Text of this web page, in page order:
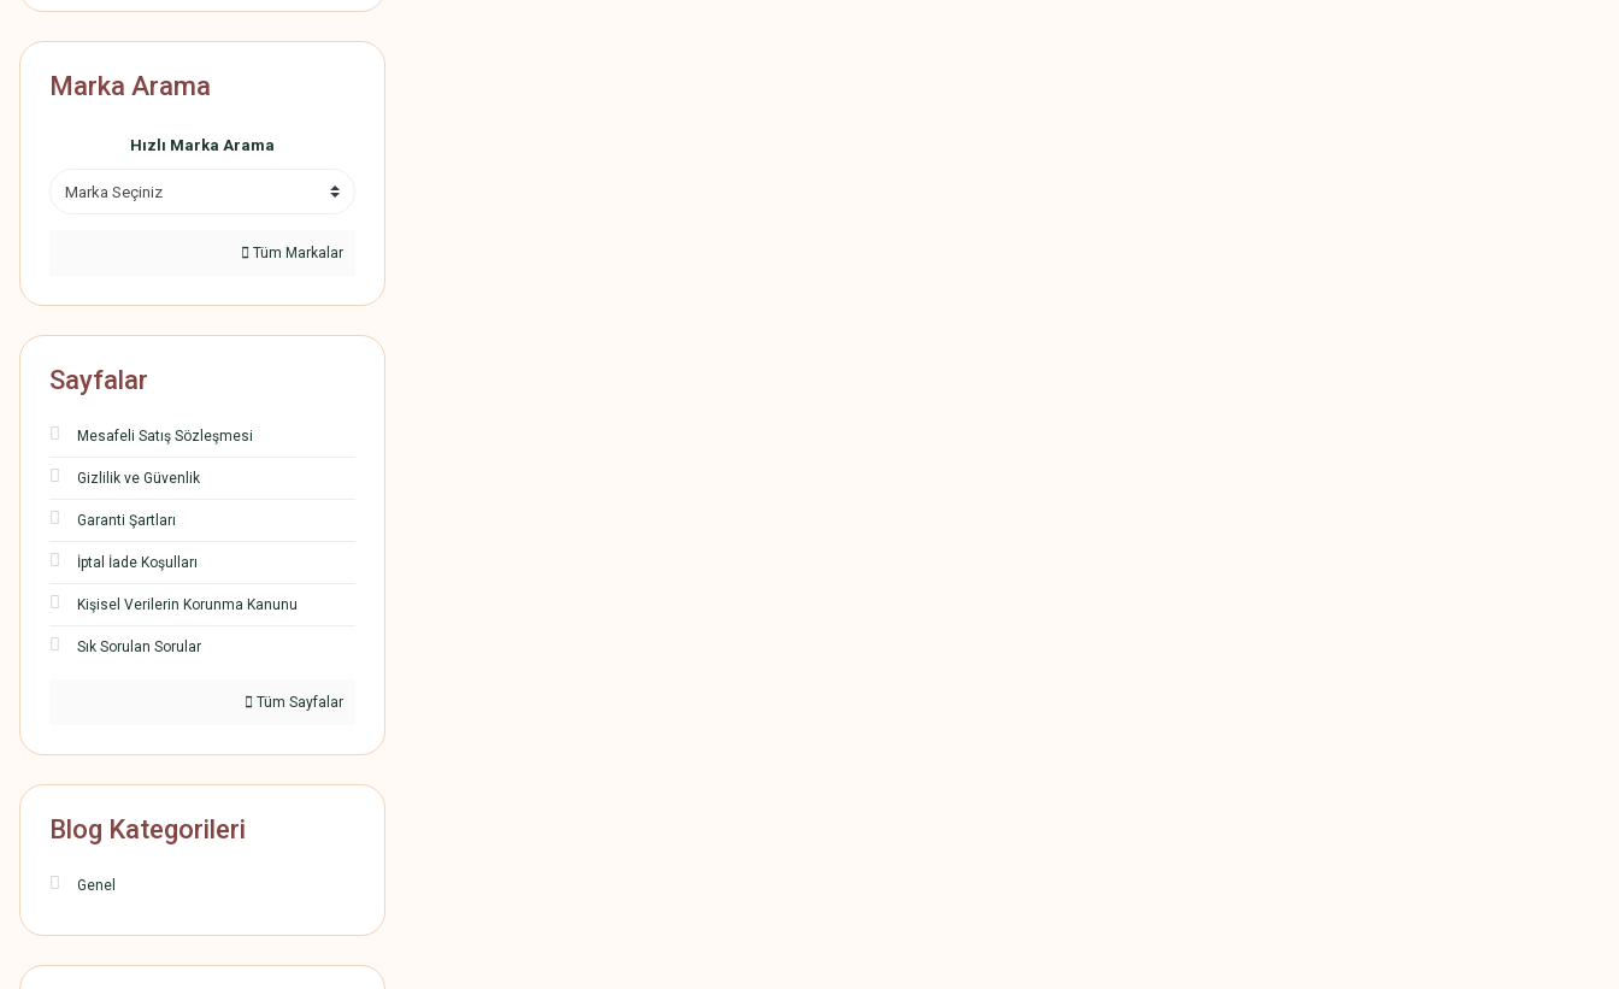
Marka Arama
Hızlı Marka Arama
Tüm Markalar
Sayfalar
Mesafeli Satış Sözleşmesi
Gizlilik ve Güvenlik
Garanti Şartları
İptal İade Koşulları
Kişisel Verilerin Korunma Kanunu
Sık Sorulan Sorular
Tüm Sayfalar
Blog Kategorileri
Genel